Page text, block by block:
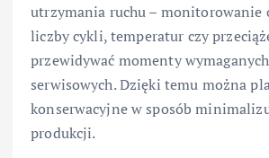
utrzymania ruchu – monitorowanie
liczby cykli, temperatur czy
przewidywać momenty
serwisowych. Dzięki temu można
konserwacyjne w sposób
produkcji.